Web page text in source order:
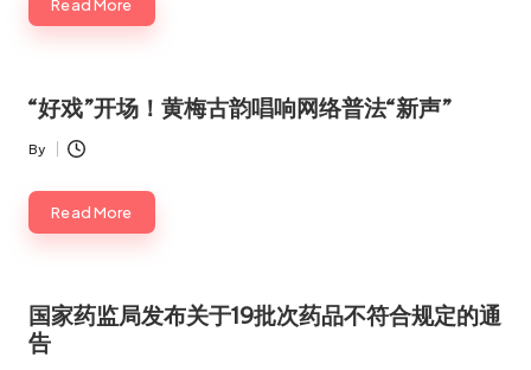
Read More
“好戏”开场！黄梅古韵唱响网络普法“新声”
Posted
By
Read More
国家药监局发布关于19批次药品不符合规定的通
告